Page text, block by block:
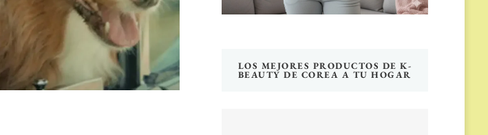
LOS MEJORES PRODUCTOS DE K-
BEAUTY DE COREA A TU HOGAR